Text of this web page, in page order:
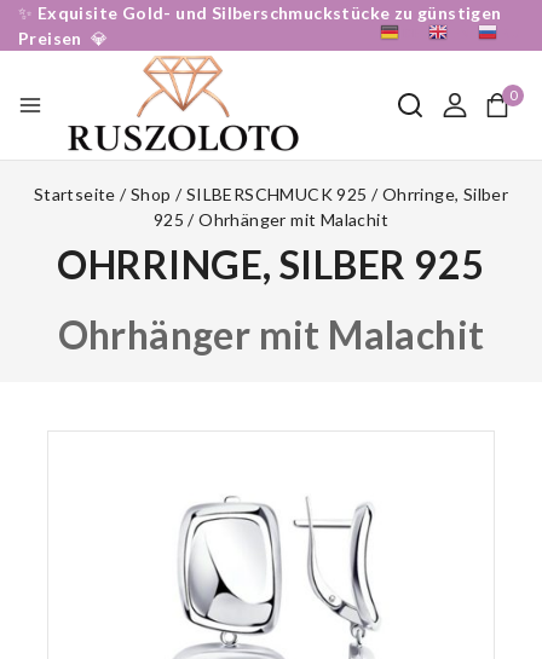
✨ Exquisite Gold- und Silberschmuckstücke zu günstigen
Preisen 💎
0
Startseite / Shop / SILBERSCHMUCK 925 / Ohrringe, Silber
925 / Ohrhänger mit Malachit
OHRRINGE, SILBER 925
Ohrhänger mit Malachit